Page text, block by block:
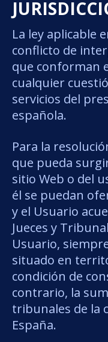
La ley aplicable
conflicto de
que conforman
cualquier
servicios del
española.
Para la
que pueda
sitio Web o del
él se puedan
y el Usuario
Jueces y
Usuario,
situado en
condición de
contrario, la
tribunales de la
España.